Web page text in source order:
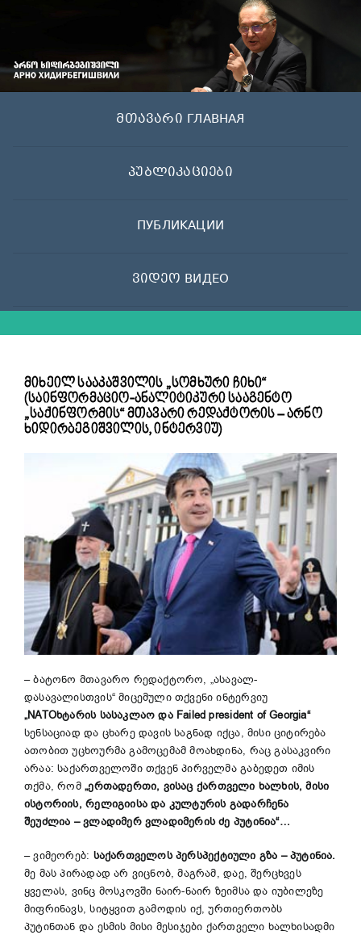
მთავარი ГЛАВНАЯ
პუბლიკაციები
ПУБЛИКАЦИИ
ვიდეო ВИДЕО
მიხეილ სააკაშვილის „სომხური ჩიხი“
(საინფორმაციო-ანალიტიკური სააგენტო
„საქინფორმის“ მთავარი რედაქტორის – არნო
ხიდირბეგიშვილის, ინტერვიუ)
– ბატონო მთავარო რედაქტორო, „ასავალ-
დასავალისთვის“ მიცემული თქვენი ინტერვიუ
„NATOხტარის სასაკლაო და Failed president of Georgia“
სენსაციად და ცხარე დავის საგნად იქცა, მისი ციტირება
ათობით უცხოურმა გამოცემამ მოახდინა, რაც გასაკვირი
არაა: საქართველოში თქვენ პირველმა გაბედეთ იმის
თქმა, რომ„ერთადერთი, ვისაც ქართველი ხალხის, მისი
ისტორიის, რელიგიისა და კულტურის გადარჩენა
შეუძლია – ვლადიმერ ვლადიმერის ძე პუტინია“…
– ვიმეორებ: საქართველოს პერსპექტიული გზა – პუტინია.
მე მას პირადად არ ვიცნობ, მაგრამ, დაე, შერცხვეს
ყველას, ვინც მოსკოვში ნაირ-ნაირ ზეიმსა და იუბილეზე
მიფრინავს, სიტყვით გამოდის იქ, ურთიერთობს
პუტინთან და ესმის მისი მესიჯები ქართველი ხალხისადმი